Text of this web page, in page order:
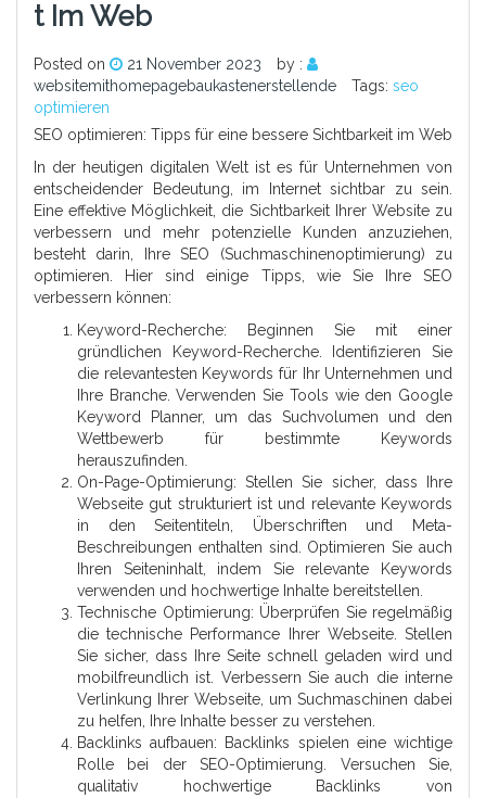
T Im Web
Posted on 21 November 2023
by :
websitemithomepagebaukastenerstellende
Tags: seo
optimieren
SEO optimieren: Tipps für eine bessere Sichtbarkeit im Web
In der heutigen digitalen Welt ist es für Unternehmen von
entscheidender Bedeutung, im Internet sichtbar zu sein.
Eine effektive Möglichkeit, die Sichtbarkeit Ihrer Website zu
verbessern und mehr potenzielle Kunden anzuziehen,
besteht darin, Ihre SEO (Suchmaschinenoptimierung) zu
optimieren. Hier sind einige Tipps, wie Sie Ihre SEO
verbessern können:
Keyword-Recherche: Beginnen Sie mit einer
gründlichen Keyword-Recherche. Identifizieren Sie
die relevantesten Keywords für Ihr Unternehmen und
Ihre Branche. Verwenden Sie Tools wie den Google
Keyword Planner, um das Suchvolumen und den
Wettbewerb für bestimmte Keywords
herauszufinden.
On-Page-Optimierung: Stellen Sie sicher, dass Ihre
Webseite gut strukturiert ist und relevante Keywords
in den Seitentiteln, Überschriften und Meta-
Beschreibungen enthalten sind. Optimieren Sie auch
Ihren Seiteninhalt, indem Sie relevante Keywords
verwenden und hochwertige Inhalte bereitstellen.
Technische Optimierung: Überprüfen Sie regelmäßig
die technische Performance Ihrer Webseite. Stellen
Sie sicher, dass Ihre Seite schnell geladen wird und
mobilfreundlich ist. Verbessern Sie auch die interne
Verlinkung Ihrer Webseite, um Suchmaschinen dabei
zu helfen, Ihre Inhalte besser zu verstehen.
Backlinks aufbauen: Backlinks spielen eine wichtige
Rolle bei der SEO-Optimierung. Versuchen Sie,
qualitativ hochwertige Backlinks von